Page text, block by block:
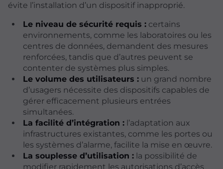
évite l’installation d’un dispositif inapproprié.
Le niveau de sécurité requis :certains
environnements, comme les laboratoires ou les
centres de données, demandent des mesures
renforcées, tandis que d’autres peuvent se
contenter de systèmes plus simples.
Le volume des utilisateurs :un grand nombre
d’usagers nécessite des dispositifs capables de
gérer efficacement plusieurs entrées
simultanées.
La facilité d’intégration :l’adaptation aux
infrastructures existantes, comme les portes ou
les systèmes d’alarme, facilite la mise en œuvre.
La souplesse d’utilisation :la possibilité de
modifier rapidement les autorisations d’accès